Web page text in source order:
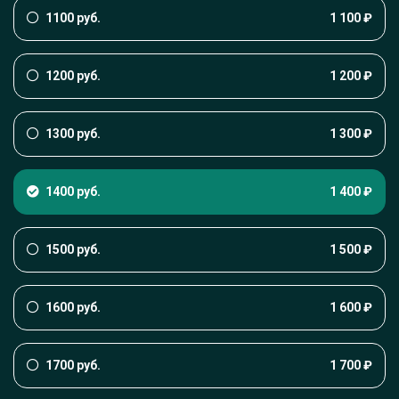
1100 руб. 1 100 ₽
1200 руб. 1 200 ₽
1300 руб. 1 300 ₽
1400 руб. 1 400 ₽
1500 руб. 1 500 ₽
1600 руб. 1 600 ₽
1700 руб. 1 700 ₽